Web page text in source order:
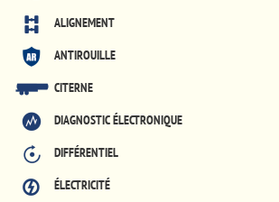
ALIGNEMENT
ANTIROUILLE
CITERNE
DIAGNOSTIC ÉLECTRONIQUE
DIFFÉRENTIEL
ÉLECTRICITÉ